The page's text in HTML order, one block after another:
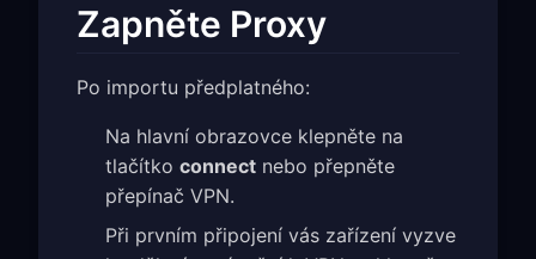
Zapněte Proxy
Po importu předplatného:
Na hlavní obrazovce klepněte na
tlačítko connect nebo přepněte
přepínač VPN.
Při prvním připojení vás zařízení vyzve